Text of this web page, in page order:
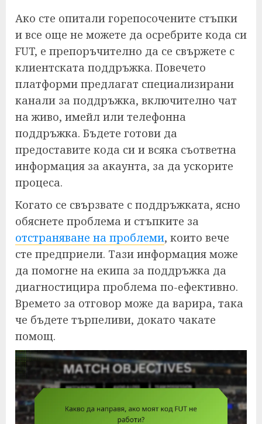
Ако сте опитали горепосочените стъпки
и все още не можете да осребрите кода си
FUT, е препоръчително да се свържете с
клиентската поддръжка. Повечето
платформи предлагат специализирани
канали за поддръжка, включително чат
на живо, имейл или телефонна
поддръжка. Бъдете готови да
предоставите кода си и всяка съответна
информация за акаунта, за да ускорите
процеса.
Когато се свързвате с поддръжката, ясно
обяснете проблема и стъпките за
отстраняване на проблеми, които вече
сте предприели. Тази информация може
да помогне на екипа за поддръжка да
диагностицира проблема по-ефективно.
Времето за отговор може да варира, така
че бъдете търпеливи, докато чакате
помощ.